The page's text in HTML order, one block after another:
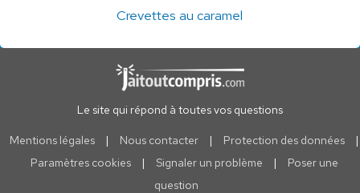
Crevettes au caramel
Le site qui répond à toutes vos questions
Mentions légales | Nous contacter | Protection des données
|
Paramètres cookies
| Signaler un problème |
Poser une
question